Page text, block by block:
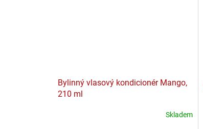
Bylinný vlasový kondicionér Mango,
210 ml
Skladem